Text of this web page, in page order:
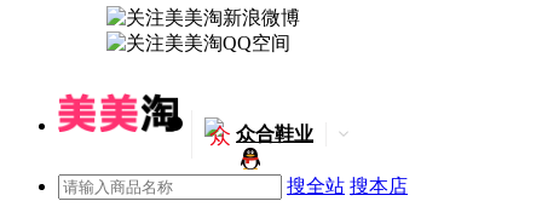
众 众合鞋业
搜全站 搜本店